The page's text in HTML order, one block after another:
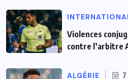
Violences
contre l’arbitre
ALGÉRIE